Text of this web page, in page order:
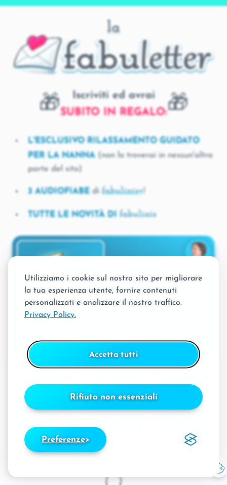
Utilizziamo i cookie sul nostro sito per migliorare
la tua esperienza utente, fornire contenuti
personalizzati e analizzare il nostro traffico.
Privacy Policy.
Accetta tutti
Rifiuta non essenziali
Preferenze
🎁
Iscriviti ed avrai
SUBITO IN REGALO:🎁
L'ESCLUSIVO RILASSAMENTO GUIDATO
PER LA NANNA(non lo troverai in nessun'altra
parte del sito)
3 AUDIOFIABE di fabulinis+
TUTTE LE NOVITÀ DI fabulinis
🎁 In regalo! 🎁